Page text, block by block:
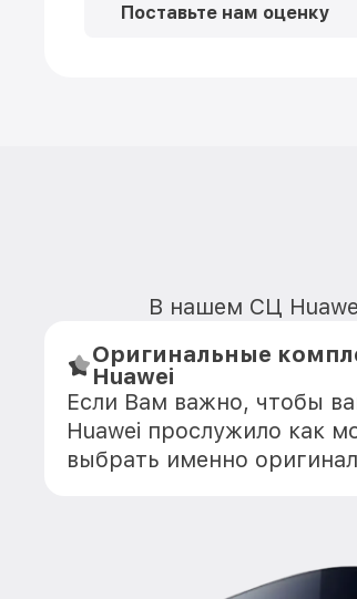
Поставьте нам оценку
В нашем СЦ
Оригинальные
Huawei
Если Вам важно, чтобы
Huawei прослужило как
выбрать именно